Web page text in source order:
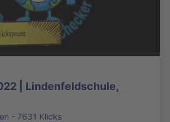
| Lindenfeldschule,
- 7631 Klicks